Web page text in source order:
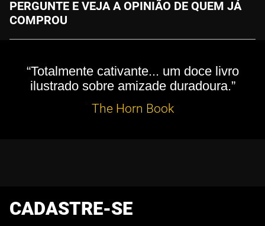
PERGUNTE E VEJA A OPINIÃO DE QUEM JÁ
COMPROU
“Totalmente cativante... um doce livro
ilustrado sobre amizade duradoura.”
The Horn Book
CADASTRE-SE